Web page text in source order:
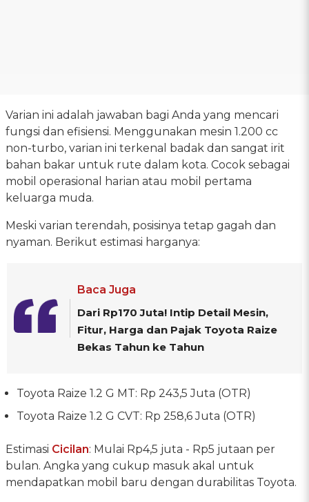
Varian ini adalah jawaban bagi Anda yang mencari
fungsi dan efisiensi. Menggunakan mesin 1.200 cc
non-turbo, varian ini terkenal badak dan sangat irit
bahan bakar untuk rute dalam kota. Cocok sebagai
mobil operasional harian atau mobil pertama
keluarga muda.
Meski varian terendah, posisinya tetap gagah dan
nyaman. Berikut estimasi harganya:
Baca Juga
Dari Rp170 Juta! Intip Detail Mesin,
Fitur, Harga dan Pajak Toyota Raize
Bekas Tahun ke Tahun
Toyota Raize 1.2 G MT: Rp 243,5 Juta (OTR)
Toyota Raize 1.2 G CVT: Rp 258,6 Juta (OTR)
Estimasi Cicilan: Mulai Rp4,5 juta - Rp5 jutaan per
bulan. Angka yang cukup masuk akal untuk
mendapatkan mobil baru dengan durabilitas Toyota.